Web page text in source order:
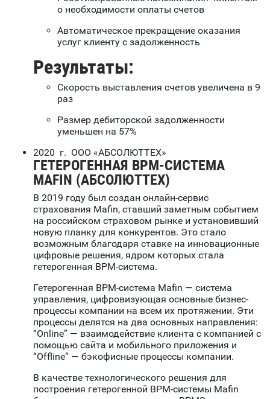
о необходимости оплаты счетов
Автоматическое прекращение оказания
услуг клиенту с задолженность
Результаты:
Скорость выставления счетов увеличена в 9
раз
Размер дебиторской задолженности
уменьшен на 57%
2020 г. ООО «АБСОЛЮТТЕХ»
ГЕТЕРОГЕННАЯ BPM-СИСТЕМА
MAFIN (АБСОЛЮТТЕХ)
В 2019 году был создан онлайн-сервис
страхования Mafin, ставший заметным событием
на российском страховом рынке и установивший
новую планку для конкурентов. Это стало
возможным благодаря ставке на инновационные
цифровые решения, ядром которых стала
гетерогенная BPM-система.
Гетерогенная BPM-система Mafin — система
управления, цифровизующая основные бизнес-
процессы компании на всем их протяжении. Эти
процессы делятся на два основных направления:
“Online” — взаимодействие клиента с компанией с
помощью сайта и мобильного приложения и
“Offline” — бэкофисные процессы компании.
В качестве технологического решения для
построения гетерогенной BPM-системы Mafin